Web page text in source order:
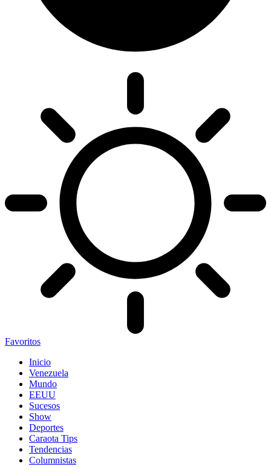
Favoritos
Inicio
Venezuela
Mundo
EEUU
Sucesos
Show
Deportes
Caraota Tips
Tendencias
Columnistas